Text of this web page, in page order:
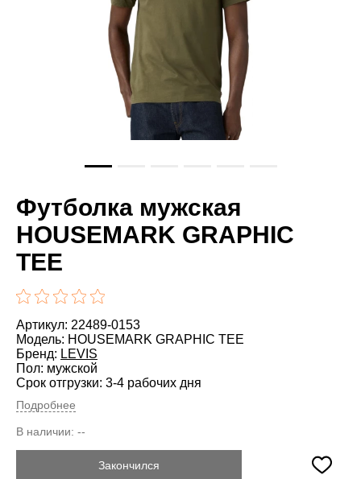
Футболка мужская
HOUSEMARK GRAPHIC
TEE
Артикул: 22489-0153
Модель: HOUSEMARK GRAPHIC TEE
Бренд: LEVIS
Пол: мужской
Срок отгрузки: 3-4 рабочих дня
Подробнее
В наличии: --
Закончился